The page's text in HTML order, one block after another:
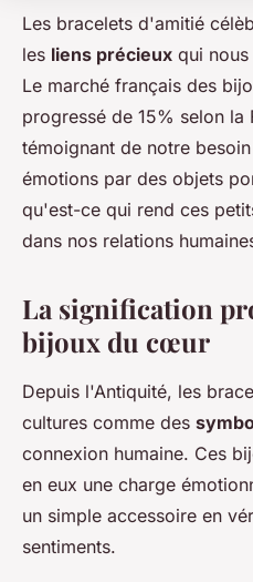
Les bracelets d'amitié
les liens précieux qui
Le marché français des
progressé de 15% selon la
témoignant de notre
émotions par des objets
qu'est-ce qui rend ces
dans nos relations
La signification
bijoux du cœur
Depuis l'Antiquité, les
cultures comme des
connexion humaine. Ces
en eux une charge
un simple accessoire en
sentiments.